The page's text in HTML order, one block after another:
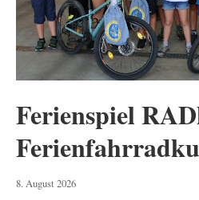
Ferienspiel
8. August 20268.